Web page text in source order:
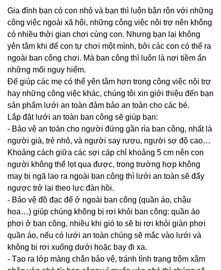
Gia đình bạn có con nhỏ và bạn thì luôn bận rộn với những
công việc ngoài xã hội, những công việc nội trợ nên không
có nhiều thời gian chơi cùng con. Nhưng bạn lại không
yên tâm khi để con tự chơi một mình, bởi các con có thể ra
ngoài ban công chơi. Mà ban công thì luôn là nơi tiềm ẩn
những mối nguy hiểm.
Để giúp các mẹ có thể yên tâm hơn trong công việc nội trợ
hay những công việc khác, chúng tôi xin giới thiệu đến bạn
sản phẩm lưới an toàn đảm bảo an toàn cho các bé.
Lắp đặt lưới an toàn ban công sẽ giúp bạn:
- Bảo vệ an toàn cho người đứng gần rìa ban công, nhất là
người già, trẻ nhỏ, và người say rượu, người sợ độ cao…
Khoảng cách giữa các sợi cáp chỉ khoảng 5 cm nên con
người không thể lọt qua được, trong trường hợp không
may bị ngã lao ra ngoài ban công thì lưới an toàn sẽ đẩy
ngược trở lại theo lực đàn hồi.
- Bảo vệ đồ đạc để ở ngoài ban công (quần áo, chậu
hoa…) giúp chúng không bị rơi khỏi ban công: quần áo
phơi ở ban công, nhiều khi gió to sẽ bị rơi khỏi giàn phơi
quần áo, nếu có lưới an toàn chúng sẽ mắc vào lưới và
không bị rơi xuống dưới hoặc bay đi xa.
- Tạo ra lớp màng chắn bảo vệ, tránh tình trạng trộm xâm